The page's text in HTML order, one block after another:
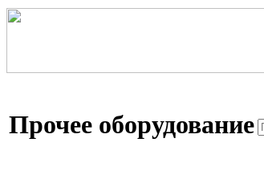
Прочее оборудование